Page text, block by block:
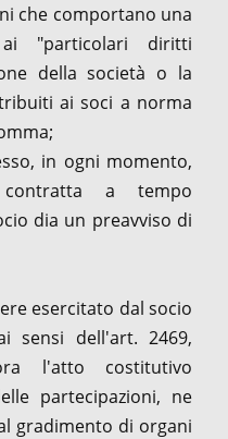
che comportano una
ai "particolari diritti
della società o la
ai soci a norma
in ogni momento,
a tempo
dia un preavviso di
esercitato dal socio
sensi dell'art. 2469,
l'atto costitutivo
partecipazioni, ne
gradimento di organi